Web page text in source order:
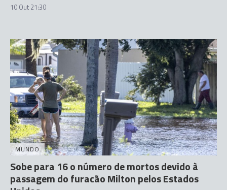
10 Out 21:30
MUNDO
Sobe para 16 o número de mortos devido à
passagem do furacão Milton pelos Estados